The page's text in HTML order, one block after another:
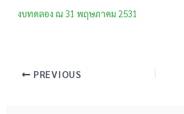
งบทดลอง ณ 31 พฤษภาคม 2531
PREVIOUS